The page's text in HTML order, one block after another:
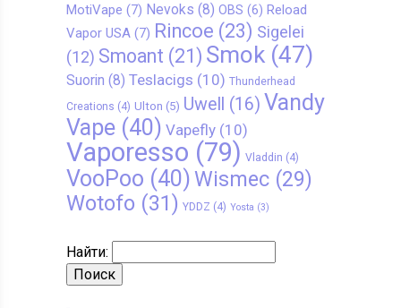
MotiVape (7) Nevoks (8) OBS (6) Reload
Vapor USA(7) Rincoe (23) Sigelei
(12) Smoant (21) Smok(47)
Suorin (8) Teslacigs (10) Thunderhead
Creations (4) Ulton (5) Uwell (16) Vandy
Vape(40) Vapefly(10)
Vaporesso (79) Vladdin (4)
VooPoo (40) Wismec(29)
Wotofo (31) YDDZ (4) Yosta (3)
Найти: